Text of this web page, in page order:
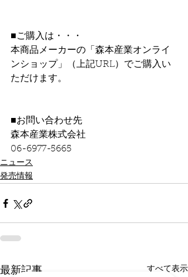
■ご購入は・・・
本商品メーカーの「森本産業オンライ
ンショップ」（上記URL）でご購入い
ただけます。
■お問い合わせ先
森本産業株式会社
06-6977-5665
ニュース
発売情報
最新記事 すべて表示